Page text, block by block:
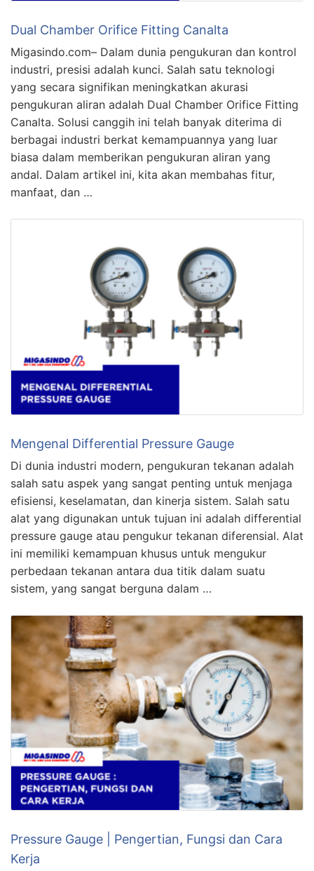
Dual Chamber Orifice Fitting Canalta
Migasindo.com– Dalam dunia pengukuran dan kontrol
industri, presisi adalah kunci. Salah satu teknologi
yang secara signifikan meningkatkan akurasi
pengukuran aliran adalah Dual Chamber Orifice Fitting
Canalta. Solusi canggih ini telah banyak diterima di
berbagai industri berkat kemampuannya yang luar
biasa dalam memberikan pengukuran aliran yang
andal. Dalam artikel ini, kita akan membahas fitur,
manfaat, dan …
Mengenal Differential Pressure Gauge
Di dunia industri modern, pengukuran tekanan adalah
salah satu aspek yang sangat penting untuk menjaga
efisiensi, keselamatan, dan kinerja sistem. Salah satu
alat yang digunakan untuk tujuan ini adalah differential
pressure gauge atau pengukur tekanan diferensial. Alat
ini memiliki kemampuan khusus untuk mengukur
perbedaan tekanan antara dua titik dalam suatu
sistem, yang sangat berguna dalam …
Pressure Gauge | Pengertian, Fungsi dan Cara
Kerja